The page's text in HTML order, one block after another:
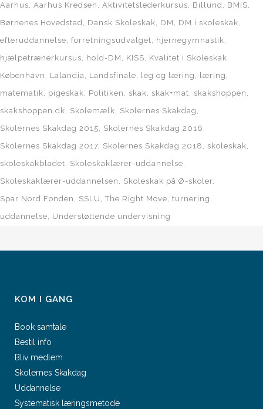
Aarhus Aarhus Kredsen Aktivitetslederkursus Billund
BMIS
Børnenes Hovedstad
Dansk Skoleskak DM
DM i skoleskak
efteruddannelse forretningsudvalget
hjernegymnastik
hjælpetrænerkursus
hold-DM KISS
Kvalitet i Skoleskak
København
Lalandia Landsfinale leg og læring
læring
matematik
pigeskak Politiken skak skak+mat
skakshoppen
skakshoppen.dk
Skolemælk
Skolernes Skakdag
Skolernes Skakdag 2015
Skolernes Skakdag 2016
Skolernes Skakdag 2017 Skolernes Skakdag 2018
skoleskak
skoleskakbladet
Skoleskaklærer-uddannelse
Skoleskaklærer-uddannelsen
Skoleskak på Ø-skoler
Spar Nord Fonden
SSLU The Right Move turnering
uddannelse
Understøttende undervisning
KOM I GANG
Book samtale
Bestil info
Bliv medlem
Skolernes Skakdag
Uddannelse
Systematisk læringsmetode